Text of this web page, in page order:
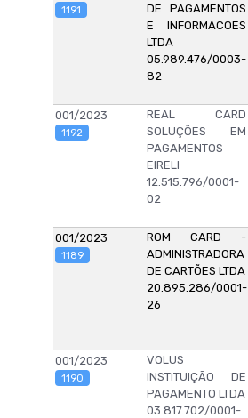
1191
DE PAGAMENTOS
E INFORMACOES
LTDA
05.989.476/0003-
82
001/2023
1192
REAL CARD
SOLUÇÕES EM
PAGAMENTOS
EIRELI
12.515.796/0001-
02
001/2023
1189
ROM CARD -
ADMINISTRADORA
DE CARTÕES LTDA
20.895.286/0001-
26
001/2023
1190
VOLUS
INSTITUIÇÃO DE
PAGAMENTO LTDA
03.817.702/0001-